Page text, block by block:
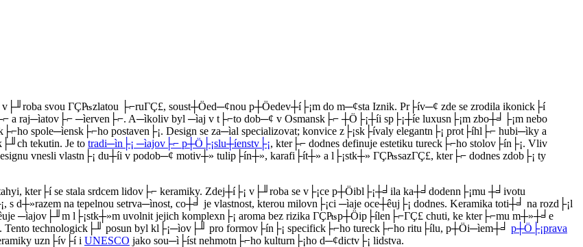
svou ΓÇ₧zlatou ├⌐ruΓÇ£, soust┼Öed─¢nou p┼Öedev┼í├¡m do m─¢sta Iznik. Pr├ív─¢ zde se zrodila ikonick├í
a raj─ìatov├⌐ ─ìerven├⌐. A─ìkoliv byl ─ìaj v t├⌐to dob─¢ v Osmansk├⌐ ┼Ö├¡┼íi sp├¡┼íe luxusn├¡m zbo┼╛├¡m nebo
spole─ìensk├⌐ho postaven├¡. Design se za─ìal specializovat; konvice z├¡sk├ívaly elegantn├¡ prot├íhl├⌐ hubi─ìky a
tekutin. Je to tradi─ìn├¡ ─ìajov├⌐ p┼Ö├¡slu┼íenstv├¡, kter├⌐ dodnes definuje estetiku tureck├⌐ho stolov├ín├¡. Vliv
vnesli vlastn├¡ du┼íi v podob─¢ motiv┼» tulip├ín┼», karafi├ít┼» a l├¡stk┼» ΓÇ₧sazΓÇ£, kter├⌐ dodnes zdob├¡ ty
kter├í se stala srdcem lidov├⌐ keramiky. Zdej┼í├¡ v├╜roba se v├¡ce p┼Öibl├¡┼╛ila ka┼╛dodenn├¡mu ┼╛ivotu
na tepelnou setrva─ìnost, co┼╛ je vlastnost, kterou milovn├¡ci ─ìaje oce┼êuj├¡ dodnes. Keramika toti┼╛ na rozd├¡l
─ìajov├╜m l├¡stk┼»m uvolnit jejich komplexn├¡ aroma bez rizika ΓÇ₧p┼Öip├ílen├⌐ΓÇ£ chuti, ke kter├⌐mu m┼»┼╛e
technologick├╜ posun byl kl├¡─ìov├╜ pro formov├ín├¡ specifick├⌐ho tureck├⌐ho ritu├ílu, p┼Öi─ìem┼╛ p┼Ö├¡prava
uzn├ív├í i UNESCO jako sou─ì├íst nehmotn├⌐ho kulturn├¡ho d─¢dictv├¡ lidstva.